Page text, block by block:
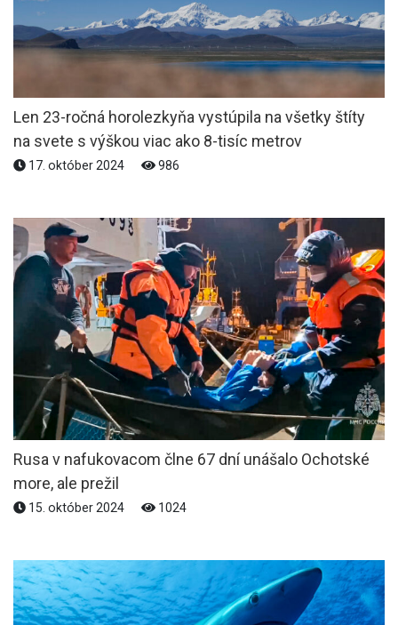
Len 23-ročná horolezkyňa vystúpila na všetky štíty
na svete s výškou viac ako 8-tisíc metrov
17. október 2024 986
Rusa v nafukovacom člne 67 dní unášalo Ochotské
more, ale prežil
15. október 2024 1024